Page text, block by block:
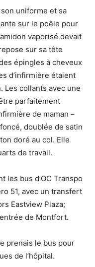
uniforme et sa
sur le poêle pour
vaporisé devait
sur sa tête
épingles à cheveux
d’infirmière étaient
Les collants avec une
parfaitement
de maman –
doublée de satin
doré au col. Elle
de travail.
les bus d’OC Transpo
51, avec un transfert
Eastview Plaza;
de Montfort.
prenais le bus pour
de l’hôpital.